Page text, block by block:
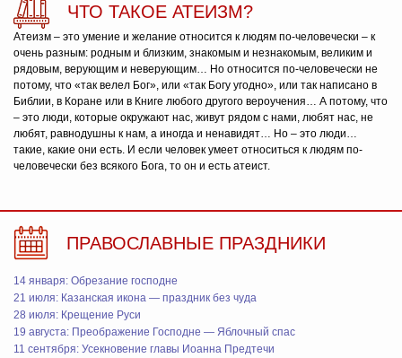
ЧТО ТАКОЕ АТЕИЗМ?
Атеизм – это умение и желание относится к людям по-человечески – к
очень разным: родным и близким, знакомым и незнакомым, великим и
рядовым, верующим и неверующим… Но относится по-человечески не
потому, что «так велел Бог», или «так Богу угодно», или так написано в
Библии, в Коране или в Книге любого другого вероучения… А потому, что
– это люди, которые окружают нас, живут рядом с нами, любят нас, не
любят, равнодушны к нам, а иногда и ненавидят… Но – это люди…
такие, какие они есть. И если человек умеет относиться к людям по-
человечески без всякого Бога, то он и есть атеист.
ПРАВОСЛАВНЫЕ ПРАЗДНИКИ
14 января: Обрезание господне
21 июля: Казанская икона — праздник без чуда
28 июля: Крещение Руси
19 августа: Преображение Господне — Яблочный спас
11 сентября: Усекновение главы Иоанна Предтечи